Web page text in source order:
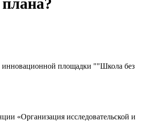
площадки ""Школа без
«Организация исследовательской и